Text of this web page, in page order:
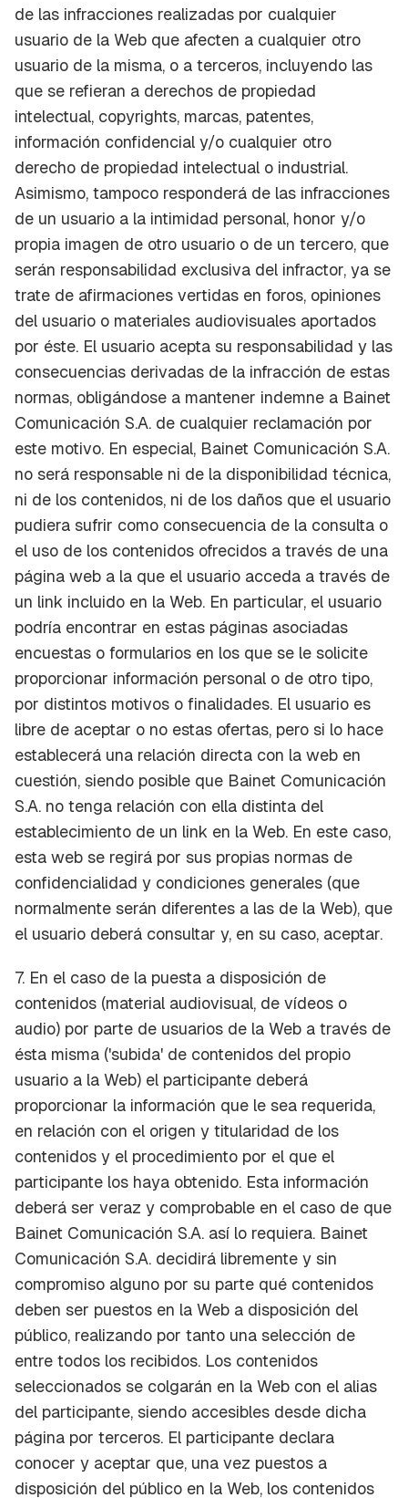
de las infracciones realizadas por cualquier
usuario de la Web que afecten a cualquier otro
usuario de la misma, o a terceros, incluyendo las
que se refieran a derechos de propiedad
intelectual, copyrights, marcas, patentes,
información confidencial y/o cualquier otro
derecho de propiedad intelectual o industrial.
Asimismo, tampoco responderá de las infracciones
de un usuario a la intimidad personal, honor y/o
propia imagen de otro usuario o de un tercero, que
serán responsabilidad exclusiva del infractor, ya se
trate de afirmaciones vertidas en foros, opiniones
del usuario o materiales audiovisuales aportados
por éste. El usuario acepta su responsabilidad y las
consecuencias derivadas de la infracción de estas
normas, obligándose a mantener indemne a Bainet
Comunicación S.A. de cualquier reclamación por
este motivo. En especial, Bainet Comunicación S.A.
no será responsable ni de la disponibilidad técnica,
ni de los contenidos, ni de los daños que el usuario
pudiera sufrir como consecuencia de la consulta o
el uso de los contenidos ofrecidos a través de una
página web a la que el usuario acceda a través de
un link incluido en la Web. En particular, el usuario
podría encontrar en estas páginas asociadas
encuestas o formularios en los que se le solicite
proporcionar información personal o de otro tipo,
por distintos motivos o finalidades. El usuario es
libre de aceptar o no estas ofertas, pero si lo hace
establecerá una relación directa con la web en
cuestión, siendo posible que Bainet Comunicación
S.A. no tenga relación con ella distinta del
establecimiento de un link en la Web. En este caso,
esta web se regirá por sus propias normas de
confidencialidad y condiciones generales (que
normalmente serán diferentes a las de la Web), que
el usuario deberá consultar y, en su caso, aceptar.
7. En el caso de la puesta a disposición de
contenidos (material audiovisual, de vídeos o
audio) por parte de usuarios de la Web a través de
ésta misma ('subida' de contenidos del propio
usuario a la Web) el participante deberá
proporcionar la información que le sea requerida,
en relación con el origen y titularidad de los
contenidos y el procedimiento por el que el
participante los haya obtenido. Esta información
deberá ser veraz y comprobable en el caso de que
Bainet Comunicación S.A. así lo requiera. Bainet
Comunicación S.A. decidirá libremente y sin
compromiso alguno por su parte qué contenidos
deben ser puestos en la Web a disposición del
público, realizando por tanto una selección de
entre todos los recibidos. Los contenidos
seleccionados se colgarán en la Web con el alias
del participante, siendo accesibles desde dicha
página por terceros. El participante declara
conocer y aceptar que, una vez puestos a
disposición del público en la Web, los contenidos